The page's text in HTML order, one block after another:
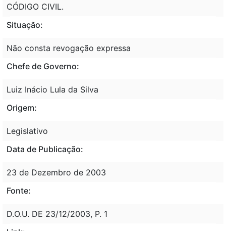
CÓDIGO CIVIL.
Situação:
Não consta revogação expressa
Chefe de Governo:
Luiz Inácio Lula da Silva
Origem:
Legislativo
Data de Publicação:
23 de Dezembro de 2003
Fonte:
D.O.U. DE 23/12/2003, P. 1